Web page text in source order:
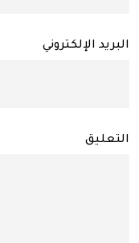
البريد الإلكتروني
التعليق